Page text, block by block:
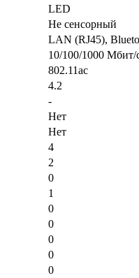
LED
Не сенсорный
LAN (RJ45),
10/100/1000 Мбит/
802.11ac
4.2
-
Нет
Нет
4
2
0
1
0
0
0
0
0